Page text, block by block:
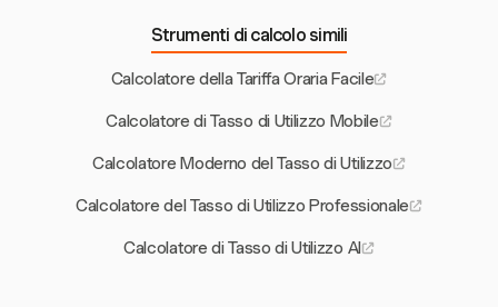
Strumenti di calcolo simili
Calcolatore della Tariffa Oraria Facile
Calcolatore di Tasso di Utilizzo Mobile
Calcolatore Moderno del Tasso di Utilizzo
Calcolatore del Tasso di Utilizzo Professionale
Calcolatore di Tasso di Utilizzo AI